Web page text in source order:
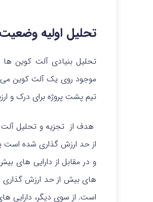
تحلیل اولیه
تحلیل بنیادی آلت کوین ها
موجود روی یک آلت کوین
تیم پشت پروژه برای درک و
هدف از تجزیه و تحلیل آلت
از حد ارزش گذاری شده است
و در مقابل از دارایی های
های بیش از حد ارزش گذاری
است. از سوی دیگر، دارایی